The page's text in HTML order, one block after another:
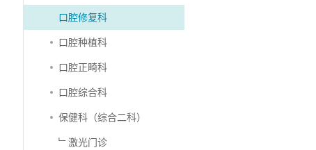
口腔修复科
口腔种植科
口腔正畸科
口腔综合科
保健科（综合二科）
﹂激光门诊